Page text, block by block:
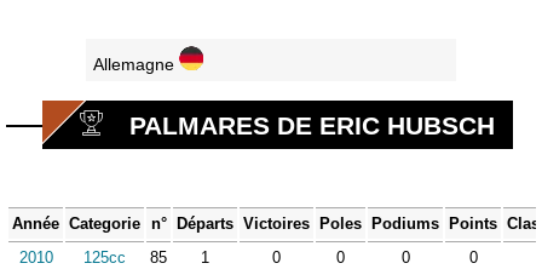
Allemagne
PALMARES DE ERIC HUBSCH
Année Categorie n° Départs Victoires Poles Podiums Points
2010
125cc 85 1 0 0 0
0